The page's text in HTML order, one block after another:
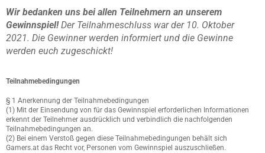
Wir bedanken uns bei allen Teilnehmern an unserem
Gewinnspiel!Der Teilnahmeschluss war der 10. Oktober
2021. Die Gewinner werden informiert und die Gewinne
werden euch zugeschickt!
Teilnahmebedingungen
§ 1 Anerkennung der Teilnahmebedingungen
(1) Mit der Einsendung von für das Gewinnspiel erforderlichen Informationen
erkennt der Teilnehmer ausdrücklich und verbindlich die nachfolgenden
Teilnahmebedingungen an.
(2) Bei einem Verstoß gegen diese Teilnahmebedingungen behält sich
Gamers.at das Recht vor, Personen vom Gewinnspiel auszuschließen.